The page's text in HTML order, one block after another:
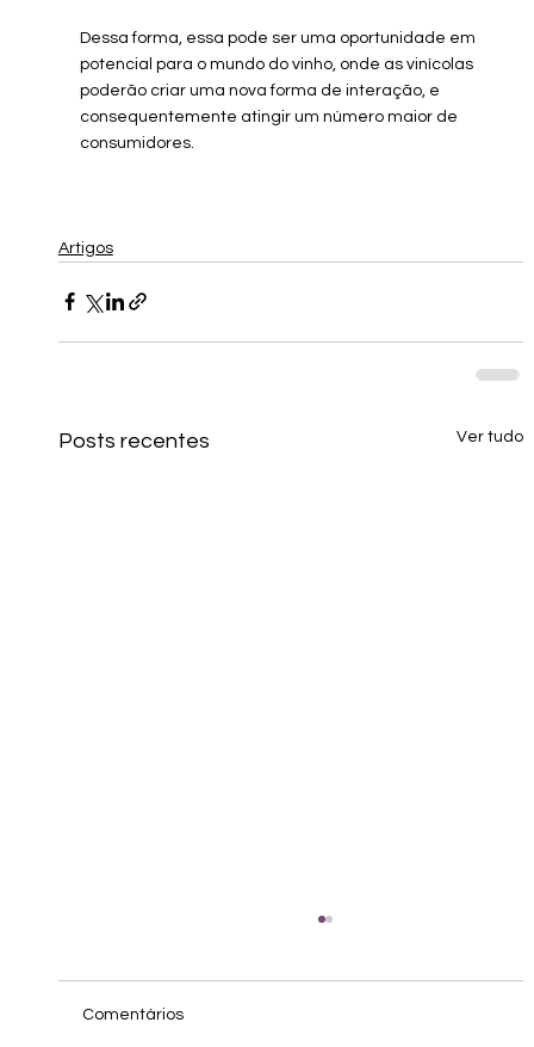
Dessa forma, essa pode ser uma oportunidade em
potencial para o mundo do vinho, onde as vinícolas
poderão criar uma nova forma de interação, e
consequentemente atingir um número maior de
consumidores.
Artigos
Posts recentes Ver tudo
Comentários